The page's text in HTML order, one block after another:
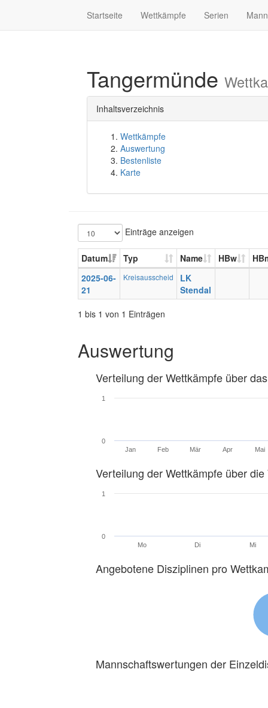
Startseite Wettkämpfe Serien
Tangermünde
Inhaltsverzeichnis
Wettkämpfe
Auswertung
Bestenliste
Karte
Einträge anzeigen
Datum Typ Name HBw
2025-06-
21
Kreisausscheid
LK
Stendal
1 bis 1 von 1 Einträgen
Auswertung
Verteilung der Wettkämpfe über
Jan Feb Mär Apr Mai
0
1
Verteilung der Wettkämpfe über die
Mo Di Mi
0
1
Angebotene Disziplinen pro
Mannschaftswertungen der